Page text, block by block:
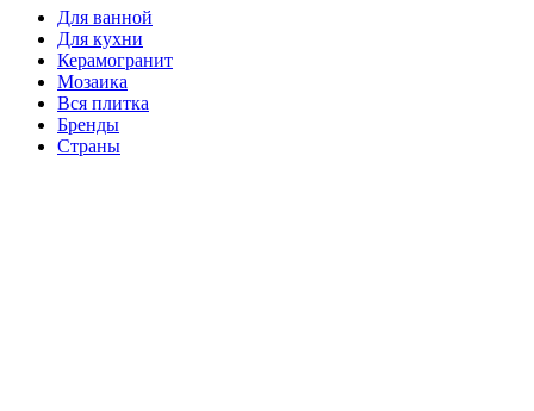
Для ванной
Для кухни
Керамогранит
Мозаика
Вся плитка
Бренды
Страны